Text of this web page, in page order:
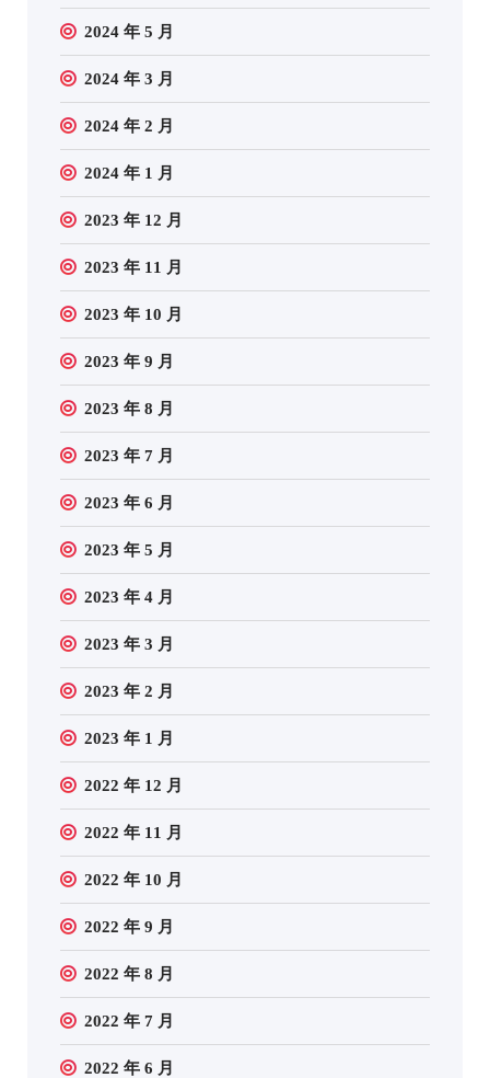
2024 年 5 月
2024 年 3 月
2024 年 2 月
2024 年 1 月
2023 年 12 月
2023 年 11 月
2023 年 10 月
2023 年 9 月
2023 年 8 月
2023 年 7 月
2023 年 6 月
2023 年 5 月
2023 年 4 月
2023 年 3 月
2023 年 2 月
2023 年 1 月
2022 年 12 月
2022 年 11 月
2022 年 10 月
2022 年 9 月
2022 年 8 月
2022 年 7 月
2022 年 6 月